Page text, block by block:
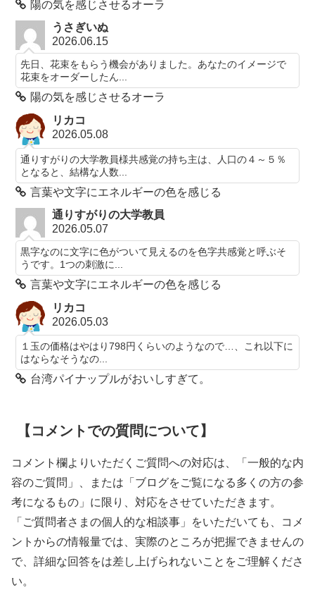
陽の気を感じさせるオーラ
うさぎいぬ
2026.06.15
先日、花束をもらう機会がありました。あなたのイメージで
花束をオーダーしたん...
陽の気を感じさせるオーラ
リカコ
2026.05.08
通りすがりの大学教員様共感覚の持ち主は、人口の４～５％
となると、結構な人数...
言葉や文字にエネルギーの色を感じる
通りすがりの大学教員
2026.05.07
黒字なのに文字に色がついて見えるのを色字共感覚と呼ぶそ
うです。1つの刺激に...
言葉や文字にエネルギーの色を感じる
リカコ
2026.05.03
１玉の価格はやはり798円くらいのようなので…、これ以下に
はならなそうなの...
台湾パイナップルがおいしすぎて。
【コメントでの質問について】
コメント欄よりいただくご質問への対応は、「一般的な内
容のご質問」、または「ブログをご覧になる多くの方の参
考になるもの」に限り、対応をさせていただきます。
「ご質問者さまの個人的な相談事」をいただいても、コメ
ントからの情報量では、実際のところが把握できませんの
で、詳細な回答をは差し上げられないことをご理解くださ
い。